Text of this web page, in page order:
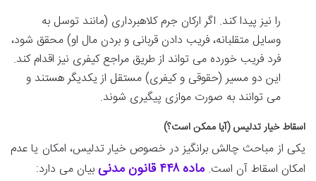
را نیز پیدا کند. اگر ارکان جرم کلاهبرداری (مانند توسل به
وسایل متقلبانه، فریب دادن قربانی و بردن مال او) محقق شود،
فرد فریب خورده می تواند از طریق مراجع کیفری نیز اقدام کند.
این دو مسیر (حقوقی و کیفری) مستقل از یکدیگر هستند و
می توانند به صورت موازی پیگیری شوند.
اسقاط خیار تدلیس (آیا ممکن است؟)
یکی از مباحث چالش برانگیز در خصوص خیار تدلیس، امکان یا عدم
امکان اسقاط آن است. ماده ۴۴۸ قانون مدنی بیان می دارد: